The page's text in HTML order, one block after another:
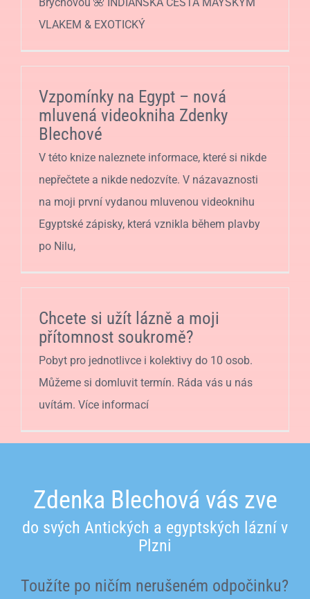
VLAKEM & EXOTICKÝ
Vzpomínky na Egypt – nová
mluvená videokniha Zdenky
Blechové
V této knize naleznete informace, které si nikde
nepřečtete a nikde nedozvíte. V názavaznosti
na moji první vydanou mluvenou videoknihu
Egyptské zápisky, která vznikla během plavby
po Nilu,
Chcete si užít lázně a moji
přítomnost soukromě?
Pobyt pro jednotlivce i kolektivy do 10 osob.
Můžeme si domluvit termín. Ráda vás u nás
uvítám. Více informací
Zdenka Blechová vás zve
do svých Antických a egyptských lázní v
Plzni
Toužíte po ničím nerušeném odpočinku?